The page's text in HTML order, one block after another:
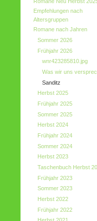
Empfehlungen nach
Altersgruppen
Romane nach Jahren
Sommer 2026
Frühjahr 2026
wnr423285810.jpg
Was wir uns
Sanditz
Herbst 2025
Frühjahr 2025
Sommer 2025
Herbst 2024
Frühjahr 2024
Sommer 2024
Herbst 2023
Taschenbuch Herbst
Frühjahr 2023
Sommer 2023
Herbst 2022
Frühjahr 2022